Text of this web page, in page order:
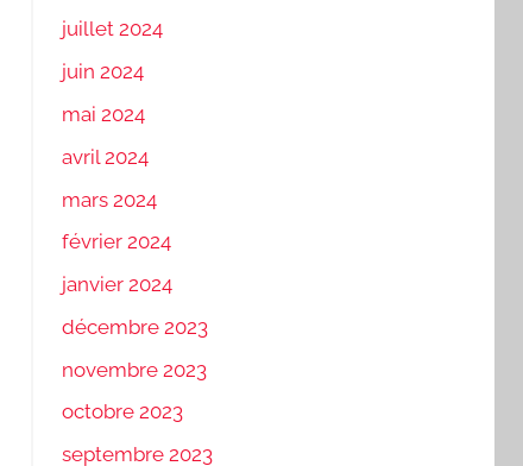
juillet 2024
juin 2024
mai 2024
avril 2024
mars 2024
février 2024
janvier 2024
décembre 2023
novembre 2023
octobre 2023
septembre 2023